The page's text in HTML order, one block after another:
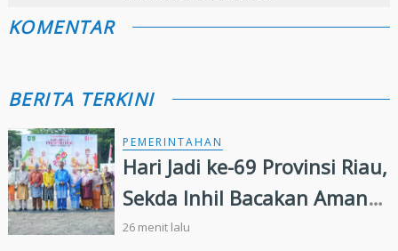
KOMENTAR
BERITA TERKINI
PEMERINTAHAN
Hari Jadi ke-69 Provinsi Riau,
Sekda Inhil Bacakan Amanat
Gubernur, Satukan Langkah
26 menit lalu